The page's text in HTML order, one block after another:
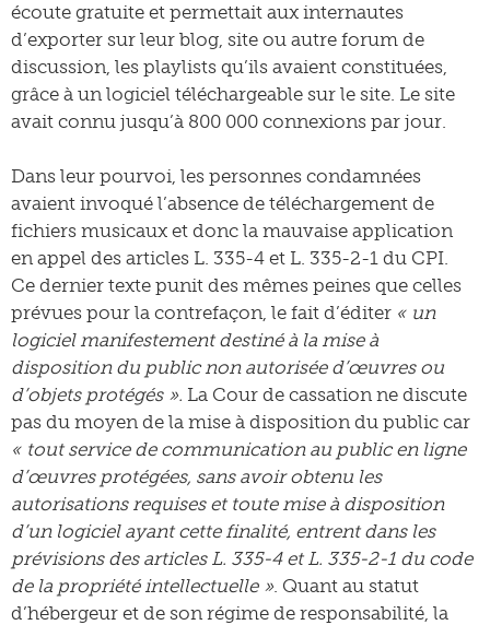
écoute gratuite et permettait aux internautes
d’exporter sur leur blog, site ou autre forum de
discussion, les playlists qu’ils avaient constituées,
grâce à un logiciel téléchargeable sur le site. Le site
avait connu jusqu’à 800 000 connexions par jour.
Dans leur pourvoi, les personnes condamnées
avaient invoqué l’absence de téléchargement de
fichiers musicaux et donc la mauvaise application
en appel des articles L. 335-4 et L. 335-2-1 du CPI.
Ce dernier texte punit des mêmes peines que celles
prévues pour la contrefaçon, le fait d’éditer « un
logiciel manifestement destiné à la mise à
disposition du public non autorisée d’œuvres ou
d’objets protégés ». La Cour de cassation ne discute
pas du moyen de la mise à disposition du public car
« tout service de communication au public en ligne
d’œuvres protégées, sans avoir obtenu les
autorisations requises et toute mise à disposition
d’un logiciel ayant cette finalité, entrent dans les
prévisions des articles L. 335-4 et L. 335-2-1 du code
de la propriété intellectuelle ». Quant au statut
d’hébergeur et de son régime de responsabilité, la